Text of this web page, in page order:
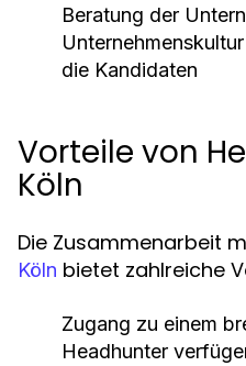
Beratung der
die Kandidaten
Vorteile von
Köln
Die Zusammenarbeit
Köln bietet zahlreiche
Zugang zu einem
Headhunter